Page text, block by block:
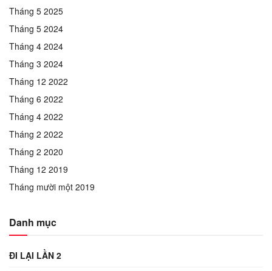
Tháng 5 2025
Tháng 5 2024
Tháng 4 2024
Tháng 3 2024
Tháng 12 2022
Tháng 6 2022
Tháng 4 2022
Tháng 2 2022
Tháng 2 2020
Tháng 12 2019
Tháng mười một 2019
Danh mục
ĐI LẠI LẦN 2